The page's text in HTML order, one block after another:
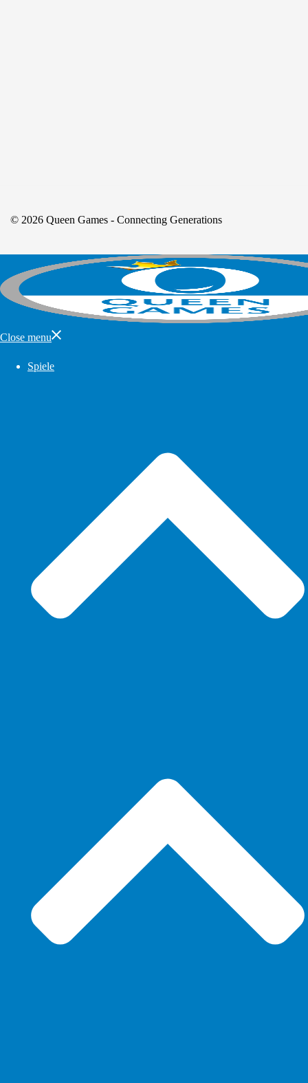
© 2026 Queen Games - Connecting Generations
Close menu
Spiele